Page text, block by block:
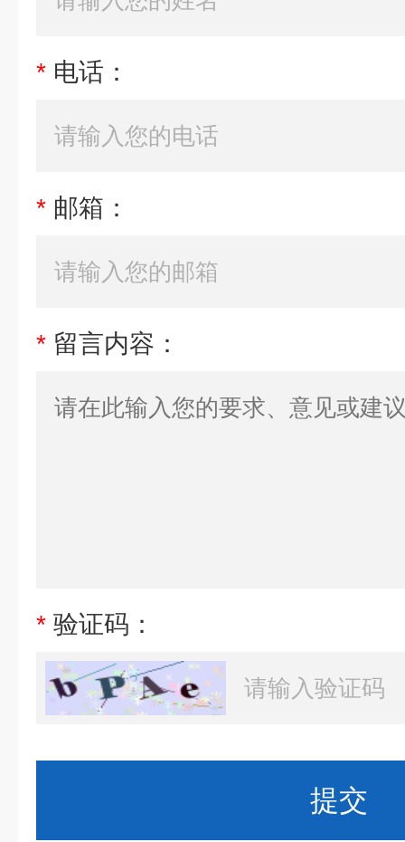
* 电话：
* 邮箱：
* 留言内容：
* 验证码：